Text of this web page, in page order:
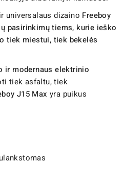
universalaus dizaino Freeboy
pasirinkimų tiems, kurie ieško
tiek miestui, tiek bekelės
ir modernaus elektrinio
tiek asfaltu, tiek
J15 Max yra puikus